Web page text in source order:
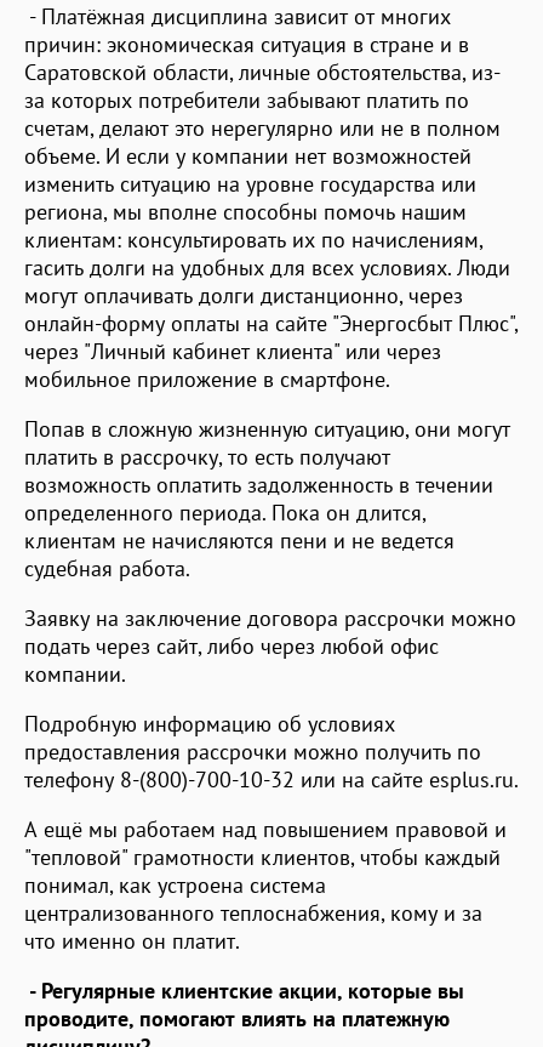
- Платёжная дисциплина зависит от многих
причин: экономическая ситуация в стране и в
Саратовской области, личные обстоятельства, из-
за которых потребители забывают платить по
счетам, делают это нерегулярно или не в полном
объеме. И если у компании нет возможностей
изменить ситуацию на уровне государства или
региона, мы вполне способны помочь нашим
клиентам: консультировать их по начислениям,
гасить долги на удобных для всех условиях. Люди
могут оплачивать долги дистанционно, через
онлайн-форму оплаты на сайте "Энергосбыт Плюс",
через "Личный кабинет клиента" или через
мобильное приложение в смартфоне.
Попав в сложную жизненную ситуацию, они могут
платить в рассрочку, то есть получают
возможность оплатить задолженность в течении
определенного периода. Пока он длится,
клиентам не начисляются пени и не ведется
судебная работа.
Заявку на заключение договора рассрочки можно
подать через сайт, либо через любой офис
компании.
Подробную информацию об условиях
предоставления рассрочки можно получить по
телефону 8-(800)-700-10-32 или на сайте esplus.ru.
А ещё мы работаем над повышением правовой и
"тепловой" грамотности клиентов, чтобы каждый
понимал, как устроена система
централизованного теплоснабжения, кому и за
что именно он платит.
- Регулярные клиентские акции, которые вы
проводите, помогают влиять на платежную